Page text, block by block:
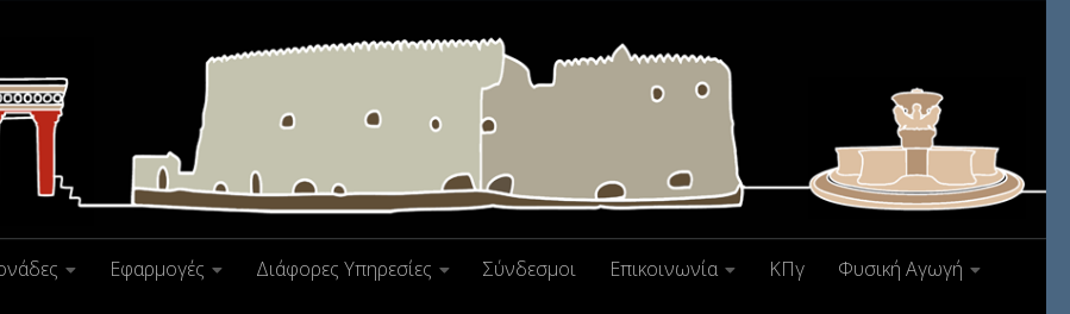
Εφαρμογές Διάφορες Υπηρεσίες Σύνδεσμοι Επικοινωνία ΚΠγ Φυσική Αγωγή